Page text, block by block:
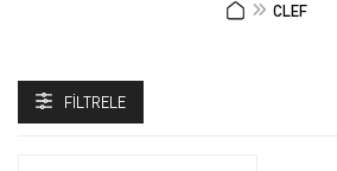
CLEF
FILTRELE